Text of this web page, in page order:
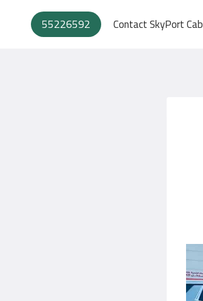
Contact SkyPort Cab
55226592